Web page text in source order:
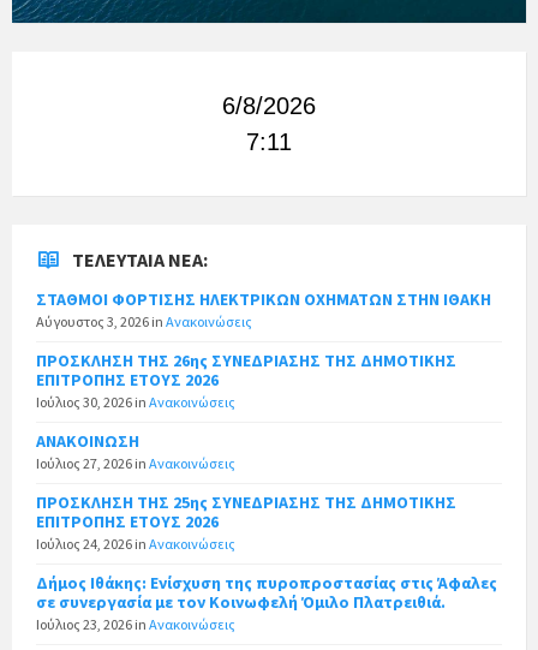
6/8/2026
7:11
ΤΕΛΕΥΤΑΊΑ ΝΈΑ:
ΣΤΑΘΜΟΙ ΦΟΡΤΙΣΗΣ ΗΛΕΚΤΡΙΚΩΝ ΟΧΗΜΑΤΩΝ ΣΤΗΝ ΙΘΑΚΗ
Αύγουστος 3, 2026 in Ανακοινώσεις
ΠΡΟΣΚΛΗΣΗ ΤΗΣ 26ης ΣΥΝΕΔΡΙΑΣΗΣ ΤΗΣ ΔΗΜΟΤΙΚΗΣ
ΕΠΙΤΡΟΠΗΣ ΕΤΟΥΣ 2026
Ιούλιος 30, 2026 in Ανακοινώσεις
ΑΝΑΚΟΙΝΩΣΗ
Ιούλιος 27, 2026 in Ανακοινώσεις
ΠΡΟΣΚΛΗΣΗ ΤΗΣ 25ης ΣΥΝΕΔΡΙΑΣΗΣ ΤΗΣ ΔΗΜΟΤΙΚΗΣ
ΕΠΙΤΡΟΠΗΣ ΕΤΟΥΣ 2026
Ιούλιος 24, 2026 in Ανακοινώσεις
Δήμος Ιθάκης: Ενίσχυση της πυροπροστασίας στις Άφαλες
σε συνεργασία με τον Κοινωφελή Όμιλο Πλατρειθιά.
Ιούλιος 23, 2026 in Ανακοινώσεις